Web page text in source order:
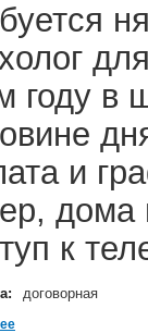
году в
и
дома
к
договорная